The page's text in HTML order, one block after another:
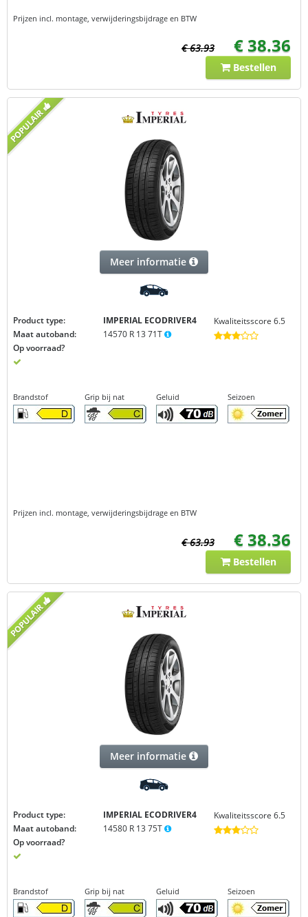
Prijzen incl. montage, verwijderingsbijdrage en BTW
€ 63.93 € 38.36
Bestellen
Meer informatie
Product type:
IMPERIAL ECODRIVER4
Maat autoband:
14570 R 13 71T
Op voorraad?
Kwaliteitsscore 6.5
Brandstof Grip bij nat Geluid Seizoen
Prijzen incl. montage, verwijderingsbijdrage en BTW
€ 63.93 € 38.36
Bestellen
Meer informatie
Product type:
IMPERIAL ECODRIVER4
Maat autoband:
14580 R 13 75T
Op voorraad?
Kwaliteitsscore 6.5
Brandstof Grip bij nat Geluid Seizoen